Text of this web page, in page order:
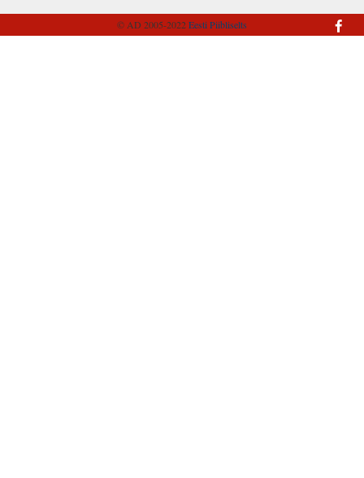
© AD 2005-2022Eesti Piibliselts